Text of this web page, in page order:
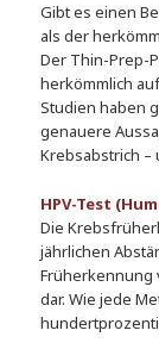
Gibt es einen
als der
Der Thin-Prep-
herkömmlich
Studien haben
genauere
Krebsabstrich –
HPV-Test
Die
jährlichen
Früherkennung
dar. Wie jede